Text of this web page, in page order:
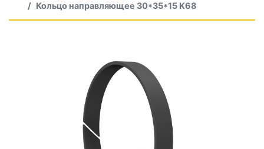
Кольцо направляющее 30*35*15 K68